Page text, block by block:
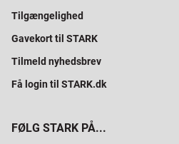
Tilgængelighed
Gavekort til STARK
Tilmeld nyhedsbrev
Få login til STARK.dk
FØLG STARK PÅ...